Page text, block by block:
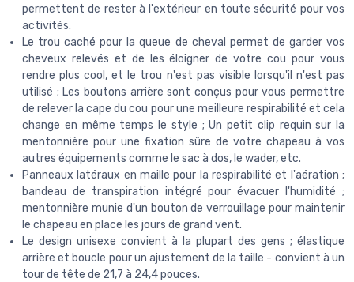
permettent de rester à l'extérieur en toute sécurité pour vos
activités.
Le trou caché pour la queue de cheval permet de garder vos
cheveux relevés et de les éloigner de votre cou pour vous
rendre plus cool, et le trou n'est pas visible lorsqu'il n'est pas
utilisé ; Les boutons arrière sont conçus pour vous permettre
de relever la cape du cou pour une meilleure respirabilité et cela
change en même temps le style ; Un petit clip requin sur la
mentonnière pour une fixation sûre de votre chapeau à vos
autres équipements comme le sac à dos, le wader, etc.
Panneaux latéraux en maille pour la respirabilité et l'aération ;
bandeau de transpiration intégré pour évacuer l'humidité ;
mentonnière munie d'un bouton de verrouillage pour maintenir
le chapeau en place les jours de grand vent.
Le design unisexe convient à la plupart des gens ; élastique
arrière et boucle pour un ajustement de la taille - convient à un
tour de tête de 21,7 à 24,4 pouces.